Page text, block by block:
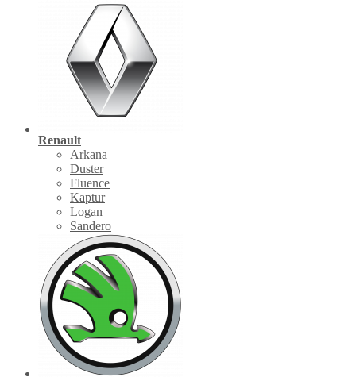
Renault
Arkana
Duster
Fluence
Kaptur
Logan
Sandero